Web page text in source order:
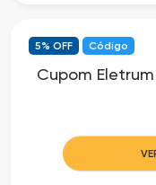
5% OFF Código
Cupom